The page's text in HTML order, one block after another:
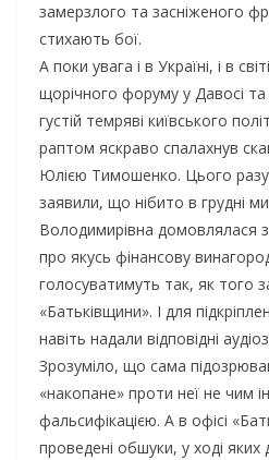
замерзлого та засніженого
стихають бої.
А поки увага і в Україні, і в
щорічного форуму у Давосі
густій темряві київського
раптом яскраво спалахнув
Юлією Тимошенко. Цього
заявили, що нібито в грудні
Володимирівна домовлялася
про якусь фінансову
голосуватимуть так, як того
«Батьківщини». І для
навіть надали відповідні
Зрозуміло, що сама
«накопане» проти неї не чим
фальсифікацією. А в офісі
проведені обшуки, у ході